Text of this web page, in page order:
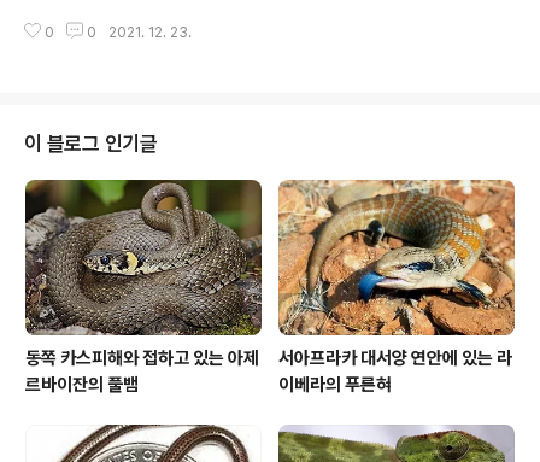
도이자 가장 큰 도시는 프리타운이고 국가는 16개 지역으
나가 심장마비가 되어도 좋으니 스카이다이빙을 해보는 것
섬으로 구성되어 있고 지리적 분리 8천만년에 대한과 섬
생물지리학은 국가의 종의 진화에 영향을 미쳤 동물과 균
류와 식물이 있으며 물리적 고립은 생물학적 고립을 일으
켰고 그 결과 독특한 식물과 동물, 그리고 널리 퍼진 종의
개체군이 있는 역동적인 진화 생태학이 탄생했다고 합니
다. 원래 곤드와나에서 분리되어 유래한 것..
0 0 2021. 12. 23.
이 블로그 인기글
동쪽 카스피해와 접하고 있는 아제
르바이잔의 풀뱀
서아프라카 대서양 연안에 있는 라
이베라의 푸른혀